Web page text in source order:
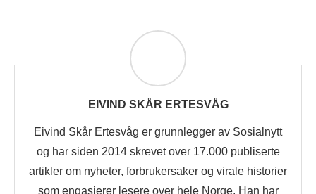
EIVIND SKÅR ERTESVÅG
Eivind Skår Ertesvåg er grunnlegger av Sosialnytt
og har siden 2014 skrevet over 17.000 publiserte
artikler om nyheter, forbrukersaker og virale historier
som engasjerer lesere over hele Norge. Han har